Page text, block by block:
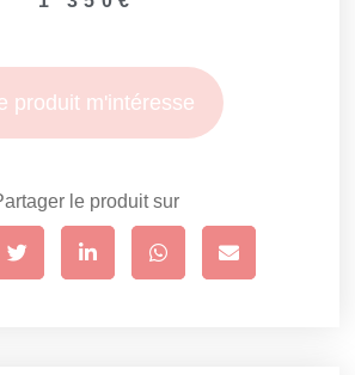
produit m'intéresse
le produit sur